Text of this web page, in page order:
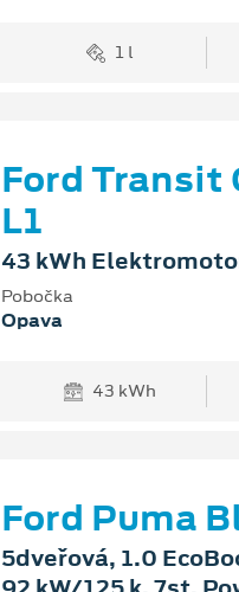
1 l
Ford Transit
L1
43 kWh
Pobočka
Opava
43 kWh
Ford Puma
5dveřová, 1.0